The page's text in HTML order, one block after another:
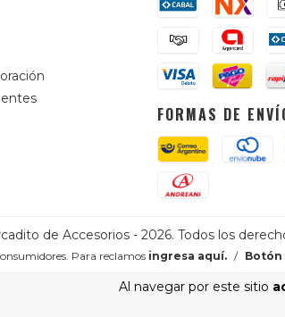
Al navegar por este sitio
FORMAS DE
de Accesorios - 2026. Todos los
Para reclamos ingresa aquí. /